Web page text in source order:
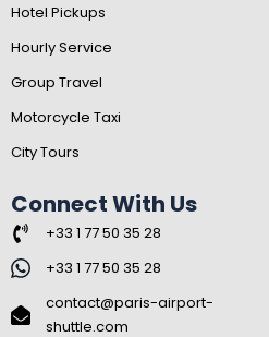
Hotel Pickups
Hourly Service
Group Travel
Motorcycle Taxi
City Tours
Connect With Us
+33 1 77 50 35 28
+33 1 77 50 35 28
contact@paris-airport-
shuttle.com